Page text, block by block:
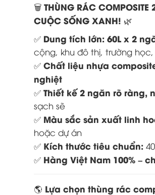
🗑️ THÙNG RÁC
CUỘC SỐNG XANH! 🌿
✅ Dung tích lớn: 60L x 2
cộng, khu đô thị, trường học,
✅ Chất liệu nhựa
nghiệt
✅ Thiết kế 2 ngăn rõ ràng,
sạch sẽ
✅ Màu sắc sản xuất linh
hoặc dự án
✅ Kích thước tiêu chuẩn:
✅ Hàng Việt Nam 100% –
🌎 Lựa chọn thùng rác